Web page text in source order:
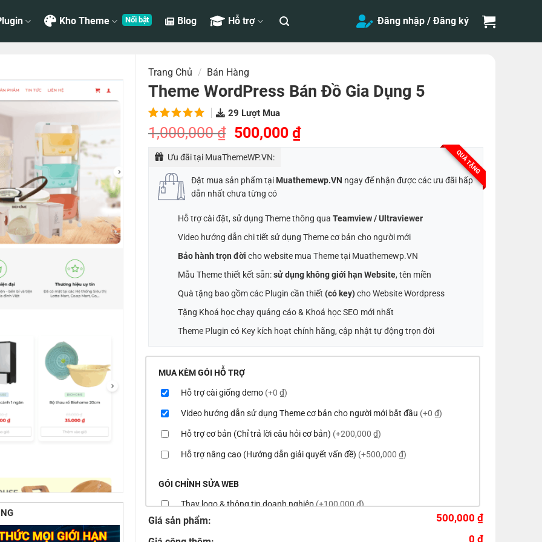
Kho Theme Blog Hỗ trợ Đăng nhập / Đăng ký
Trang Chủ / Bán Hàng
Theme WordPress Bán Đồ Gia Dụng 5
5.00trên
5 dựa
1
giá
29 Lượt Mua
1,000,000₫ Giá
là:
1,000,000 ₫.
500,000 ₫Giá
hiện
là:
500,000 ₫.
QUÀ TẶNG
Ưu đãi tại MuaThemeWP.VN:
Đặt mua sản phẩm tại Muathemewp.VN ngay để nhận được các ưu đãi hấp
dẫn nhất chưa từng có
Hỗ trợ cài đặt, sử dụng Theme thông qua Teamview / Ultraviewer
Video hướng dẫn chi tiết sử dụng Theme cơ bản cho người mới
Bảo hành trọn đời cho website mua Theme tại Muathemewp.VN
Mẫu Theme thiết kết sẵn:sử dụng không giới hạn Website, tên miền
Quà tặng bao gồm các Plugin cần thiết (có key)cho Website Wordpress
Tặng Khoá học chạy quảng cáo & Khoá học SEO mới nhất
Theme Plugin có Key kích hoạt chính hãng, cập nhật tự động trọn đời
MUA KÈM GÓI HỖ TRỢ
Hỗ trợ cài giống demo (+0 ₫)
Video hướng dẫn sử dụng Theme cơ bản cho người mới bắt đầu (+0 ₫)
Hỗ trợ cơ bản (Chỉ trả lời câu hỏi cơ bản) (+200,000 ₫)
Hỗ trợ nâng cao (Hướng dẫn giải quyết vấn đề) (+500,000 ₫)
GÓI CHỈNH SỬA WEB
Thay logo & thông tin doanh nghiệp(+100,000 ₫)
Đổi màu chủ đạo của theme theo tông màu của logo
Giá sản phẩm: 500,000 ₫
0 ₫